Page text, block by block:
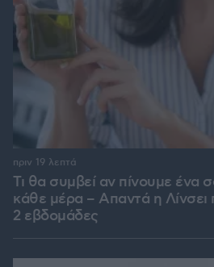
Τι θα συμβεί αν πίνουμε ένα
κάθε μέρα – Απαντά η Λίνσει
2 εβδομάδες
πριν 19 λεπτά